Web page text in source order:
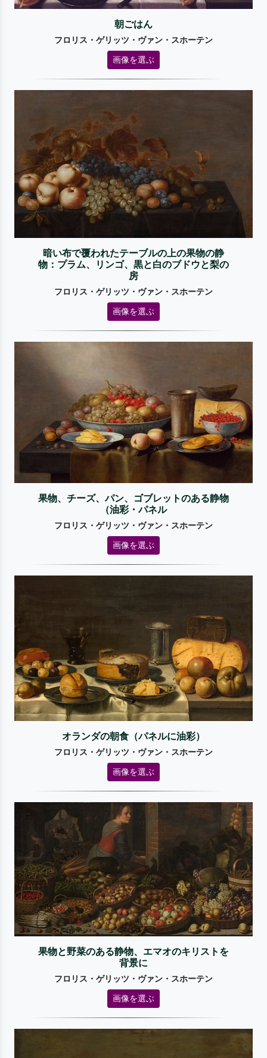
朝ごはん
フロリス・ゲリッツ・ヴァン・スホーテン
画像を選ぶ
暗い布で覆われたテーブルの上の果物の静
物：プラム、リンゴ、黒と白のブドウと梨の
房
フロリス・ゲリッツ・ヴァン・スホーテン
画像を選ぶ
果物、チーズ、パン、ゴブレットのある静物
（油彩・パネル
フロリス・ゲリッツ・ヴァン・スホーテン
画像を選ぶ
オランダの朝食（パネルに油彩）
フロリス・ゲリッツ・ヴァン・スホーテン
画像を選ぶ
果物と野菜のある静物、エマオのキリストを
背景に
フロリス・ゲリッツ・ヴァン・スホーテン
画像を選ぶ